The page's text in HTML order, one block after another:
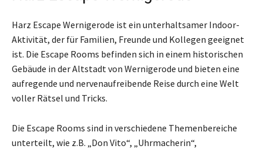
Harz Escape Wernigerode ist ein unterhaltsamer Indoor-
Aktivität, der für Familien, Freunde und Kollegen geeignet
ist. Die Escape Rooms befinden sich in einem historischen
Gebäude in der Altstadt von Wernigerode und bieten eine
aufregende und nervenaufreibende Reise durch eine Welt
voller Rätsel und Tricks.
Die Escape Rooms sind in verschiedene Themenbereiche
unterteilt, wie z.B. „Don Vito“, „Uhrmacherin“,